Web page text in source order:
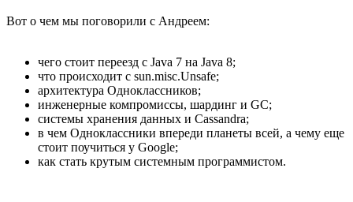
Вот о чем мы поговорили с Андреем:
чего стоит переезд с Java 7 на Java 8;
что происходит с sun.misc.Unsafe;
архитектура Одноклассников;
инженерные компромиссы, шардинг и GC;
системы хранения данных и Cassandra;
в чем Одноклассники впереди планеты всей, а чему еще
стоит поучиться у Google;
как стать крутым системным программистом.